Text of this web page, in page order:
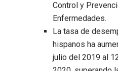
Control y
Enfermedades.
La tasa de
hispanos ha
julio del 2019 al